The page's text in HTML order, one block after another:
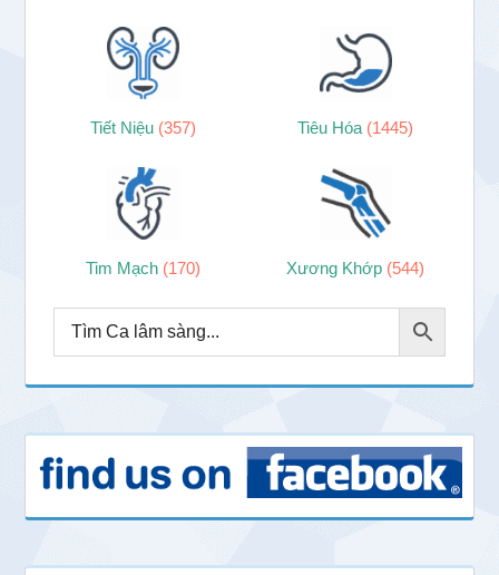
Tiết Niệu (357) Tiêu Hóa (1445)
Tim Mạch (170) Xương Khớp (544)